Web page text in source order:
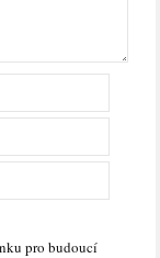
pro budoucí